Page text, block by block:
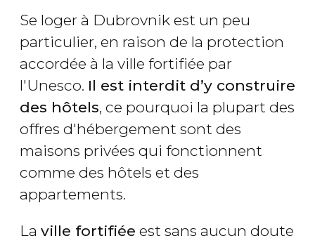
Se loger à Dubrovnik est un peu
particulier, en raison de la protection
accordée à la ville fortifiée par
l'Unesco. Il est interdit d’y construire
des hôtels, ce pourquoi la plupart des
offres d'hébergement sont des
maisons privées qui fonctionnent
comme des hôtels et des
appartements.
La ville fortifiée est sans aucun doute